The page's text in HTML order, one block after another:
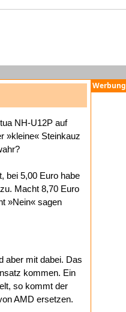
Werbung
NH-U12P auf
»kleine« Steinkauz
bei 5,00 Euro habe
Macht 8,70 Euro
»Nein« sagen
aber mit dabei. Das
kommen. Ein
so kommt der
AMD ersetzen.